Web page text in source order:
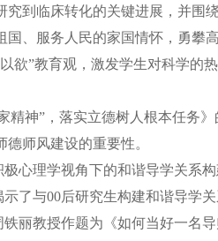
到临床转化的关键进展，并围
、服务人民的家国情怀，勇攀
欲”教育观，激发学生对科学的
精神”，落实立德树人根本任务
师风建设的重要性。
心理学视角下的和谐导学关系
了与00后研究生构建和谐导学
丽教授作题为《如何当好一名